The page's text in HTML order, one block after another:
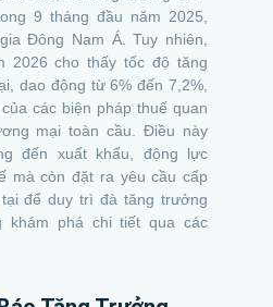
9 tháng đầu năm 2025,
Đông Nam Á. Tuy nhiên,
2026 cho thấy tốc độ tăng
dao động từ 6% đến 7,2%,
các biện pháp thuế quan
mại toàn cầu. Điều này
đến xuất khẩu, động lực
mà còn đặt ra yêu cầu cấp
để duy trì đà tăng trưởng
khám phá chi tiết qua các